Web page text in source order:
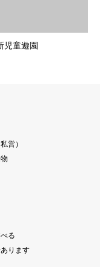
児童遊園
営）
る
ります